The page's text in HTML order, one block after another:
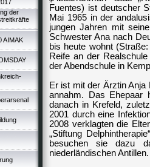
der
AIMAK
Fuentes) ist deutscher
Mai 1965 in der
jungen Jahren mit
Schwester Ana nach
bis heute wohnt
Reife an der
der Abendschule in
Er ist mit der Ärztin
annahm. Das Ehepaar
danach in Krefeld,
2001 durch eine
2008 verklagten die
„Stiftung
besuchen sie dazu
niederländischen Antillen.